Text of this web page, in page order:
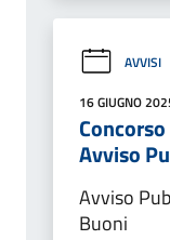
AVVISI
16 GIUGNO
Avviso
Avviso
Buoni